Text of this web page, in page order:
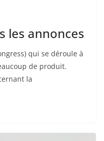
les annonces
qui se déroule à
de produit.
la